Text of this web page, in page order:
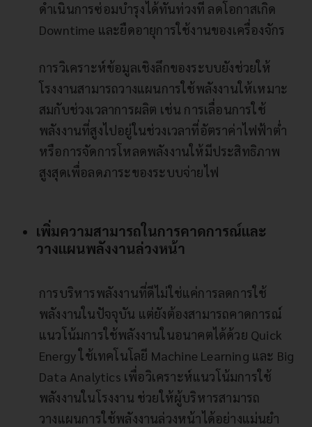
ดำเนินการซ่อมบำรุงได้ทันท่วงที ลดโอกาสเกิด
Downtime และยืดอายุการใช้งานของเครื่องจักร
การวิเคราะห์ข้อมูลเชิงลึกของระบบยังช่วยให้
โรงงานสามารถวางแผนการใช้พลังงานให้เหมาะ
สมกับช่วงเวลาการผลิต เช่น การเลื่อนการใช้
พลังงานที่สูงไปอยู่ในช่วงเวลาที่อัตราค่าไฟฟ้าต่ำ
หรือการจัดการโหลดพลังงานให้มีประสิทธิภาพ
สูงสุดเพื่อลดภาระของระบบจ่ายไฟ
เพิ่มความสามารถในการคาดการณ์และ
วางแผนพลังงานล่วงหน้า
การบริหารพลังงานที่ดีไม่ใช่แค่การลดการใช้
พลังงานในปัจจุบัน แต่ยังต้องสามารถคาดการณ์
แนวโน้มการใช้พลังงานในอนาคตได้ด้วย Quick
Energy ใช้เทคโนโลยี Machine Learning และ Big
Data Analytics เพื่อวิเคราะห์แนวโน้มการใช้
พลังงานในโรงงาน ช่วยให้ผู้บริหารสามารถ
วางแผนการใช้พลังงานล่วงหน้าได้อย่างแม่นยำ